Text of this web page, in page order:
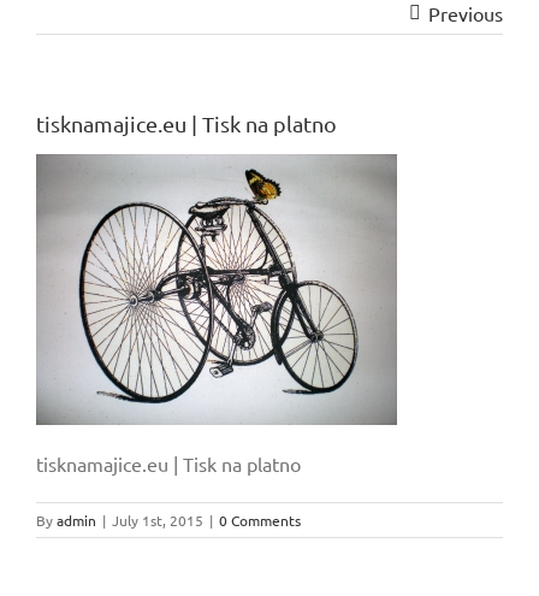
Previous
tisknamajice.eu | Tisk na platno
tisknamajice.eu | Tisk na platno
Byadmin | July 1st, 2015 | 0 Comments